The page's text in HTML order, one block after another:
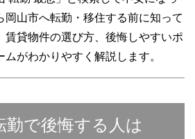
岡山市へ転勤・移住する前に知って
賃貸物件の選び方、後悔しやすいポ
がわかりやすく解説します。
勤で後悔する人は